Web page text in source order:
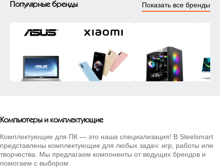
Популярные бренды Показать все бренды
Компьютеры и комплектующие
Комплектующие для ПК — это наша специализация! В Steelsmart
представлены комплектующие для любых задач: игр, работы или
творчества. Мы предлагаем компоненты от ведущих брендов и
помогаем с выбором.